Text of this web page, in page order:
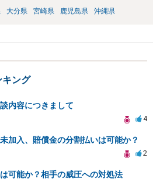
大分県 宮崎県 鹿児島県 沖縄県
ング
内容につきまして
4
加入、賠償金の分割払いは可能か？
2
可能か？相手の威圧への対処法